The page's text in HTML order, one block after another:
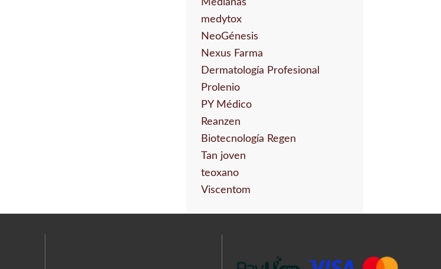
Medianas
medytox
NeoGénesis
Nexus Farma
Dermatología Profesional
Prolenio
PY Médico
Reanzen
Biotecnología Regen
Tan joven
teoxano
Viscentom